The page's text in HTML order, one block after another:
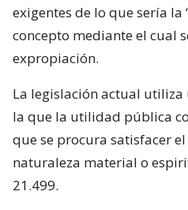
exigentes de lo que sería
concepto mediante el cual
expropiación.
La legislación actual
la que la utilidad pública
que se procura satisfacer
naturaleza material o
21.499.